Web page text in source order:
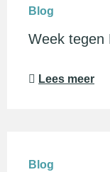
Blog
Week tegen
Lees meer
Blog